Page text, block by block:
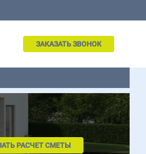
ЗАКАЗАТЬ ЗВОНОК
РАСЧЕТ СМЕТЫ